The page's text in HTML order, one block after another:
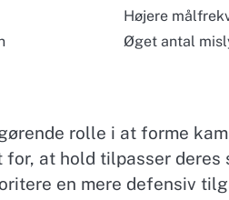
Højere
Øget antal
rolle i at forme
at hold tilpasser deres
en mere defensiv